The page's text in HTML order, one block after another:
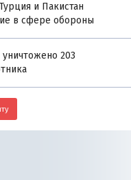
и Пакистан
в сфере обороны
203